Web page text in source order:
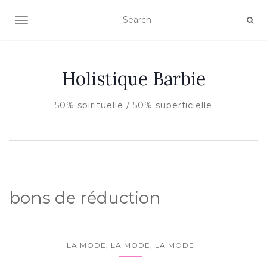
AFFICHER/MASQUER LA NAVIGATION
Holistique Barbie
50% spirituelle / 50% superficielle
bons de réduction
LA MODE, LA MODE, LA MODE